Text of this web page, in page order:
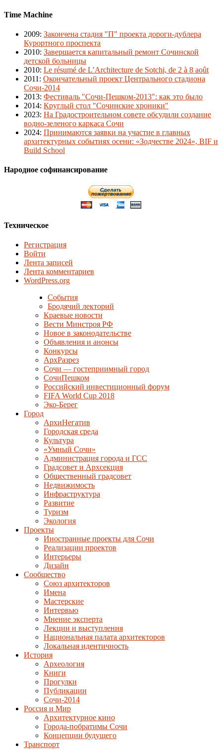
Time Machine
2009: Закончена стадия "П" проекта дороги-дублера
Курортного проспекта
2010: Завершается капитальный ремонт Сочинской
детской больницы
2010: Le résumé de L’Architecture de Sotchi, de 2 à 8 août
2011 : Окончательный проект Центрального стадиона
Сочи-2014
2013: Фестиваль "Сочи-Пешком-2013": как это было
2014: Круглый стол "Сочинские хроники"
2023: На Градостроительном совете обсудили создание
водно-зеленого каркаса Сочи
2024: Принимаются заявки на участие в главных
архитектурных событиях осени: «Зодчестве 2024», BIF и
Build School
Народное софинансирование
Техническое
Регистрация
Войти
Лента записей
Лента комментариев
WordPress.org
События
Бродячий лекторий
Краевые новости
Вести Минстроя РФ
Новое в законодательстве
Объявления и анонсы
Конкурсы
АрхРазрез
Сочи — гостеприимный город
СочиПешком
Российский инвестиционный форум
FIFA World Cup 2018
Эко-Берег
Город
АрхиНегатив
Городская среда
Культура
«Умный Сочи»
Администрация города и ГСС
Градсовет и Архсекция
Общественный градсовет
Недвижимость
Инфраструктура
Развитие
Туризм
Экология
Проекты
Иностранные проекты для Сочи
Реализации проектов
Интерьеры
Дизайн
Сообщество
Союз архитекторов
Имена
Мастерские
Интервью
Мнение эксперта
Лекции и выступления
Национальная палата архитекторов
Локальная идентичность
История
Археология
Книги
Прогулки
Публикации
Сочи-2014
Россия и Мир
Архитектурное кино
Города-побратимы Сочи
Концепции будущего
Транспорт